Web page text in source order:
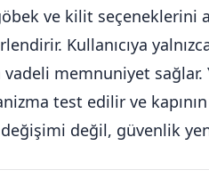
ve kilit seçeneklerini
Kullanıcıya
memnuniyet
test edilir ve
değil, güvenlik